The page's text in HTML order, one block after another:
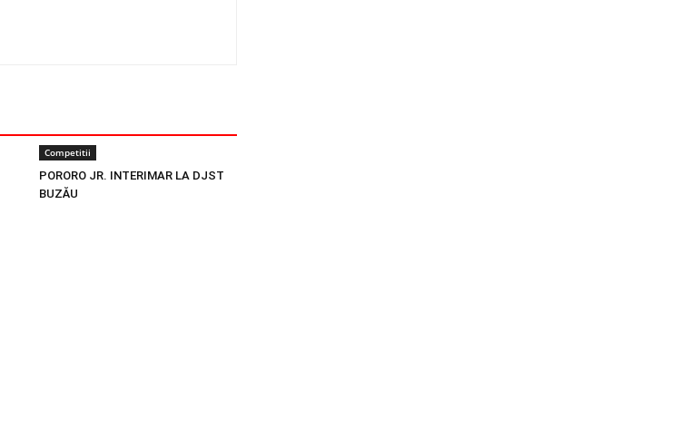
Competitii
PORORO JR. INTERIMAR LA DJST
BUZĂU